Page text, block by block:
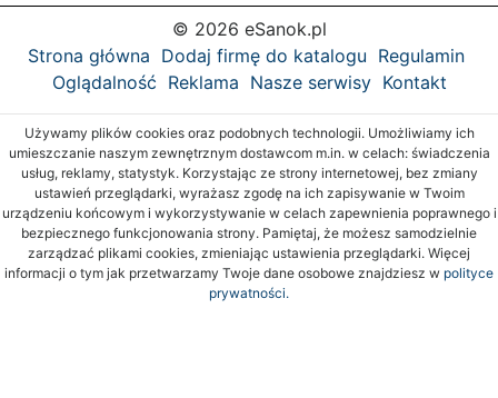
© 2026 eSanok.pl
Strona główna Dodaj firmę do katalogu Regulamin
Oglądalność Reklama Nasze serwisy Kontakt
Używamy plików cookies oraz podobnych technologii. Umożliwiamy ich
umieszczanie naszym zewnętrznym dostawcom m.in. w celach: świadczenia
usług, reklamy, statystyk. Korzystając ze strony internetowej, bez zmiany
ustawień przeglądarki, wyrażasz zgodę na ich zapisywanie w Twoim
urządzeniu końcowym i wykorzystywanie w celach zapewnienia poprawnego i
bezpiecznego funkcjonowania strony. Pamiętaj, że możesz samodzielnie
zarządzać plikami cookies, zmieniając ustawienia przeglądarki. Więcej
informacji o tym jak przetwarzamy Twoje dane osobowe znajdziesz w polityce
prywatności.